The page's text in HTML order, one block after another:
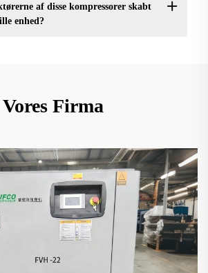
af disse kompressorer skabt
enhed?
Vores Firma